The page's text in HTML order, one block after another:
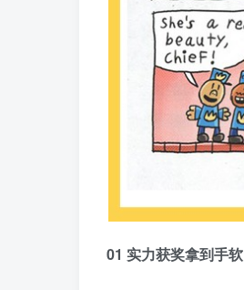
01 实力获奖拿到手软